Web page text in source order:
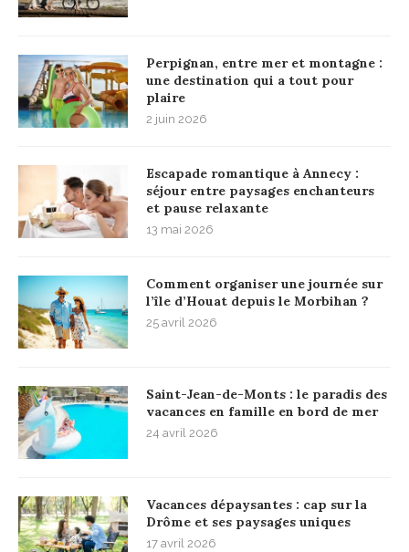
Perpignan, entre mer et montagne :
une destination qui a tout pour
plaire
2 juin 2026
Escapade romantique à Annecy :
séjour entre paysages enchanteurs
et pause relaxante
13 mai 2026
Comment organiser une journée sur
l’île d’Houat depuis le Morbihan ?
25 avril 2026
Saint-Jean-de-Monts : le paradis des
vacances en famille en bord de mer
24 avril 2026
Vacances dépaysantes : cap sur la
Drôme et ses paysages uniques
17 avril 2026